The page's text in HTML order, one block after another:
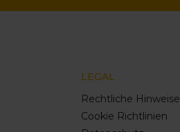
LEGAL
Rechtliche Hinweise
Cookie Richtlinien